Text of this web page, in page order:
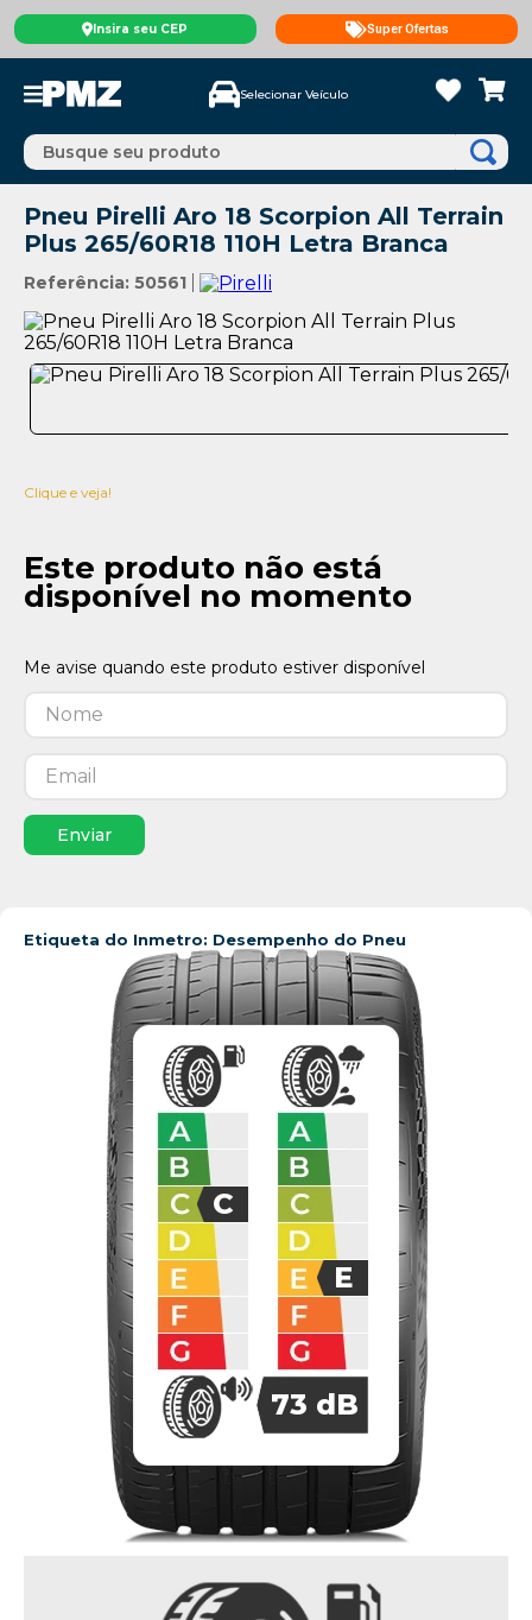
Insira seu CEP Super Ofertas
Selecionar Veículo
Busque seu produto
Pneu Pirelli Aro 18 Scorpion All Terrain
Plus 265/60R18 110H Letra Branca
Referência: 50561
Clique e veja!
Este produto não está
disponível no momento
Enviar
Etiqueta do Inmetro: Desempenho do Pneu
C
E
73 dB